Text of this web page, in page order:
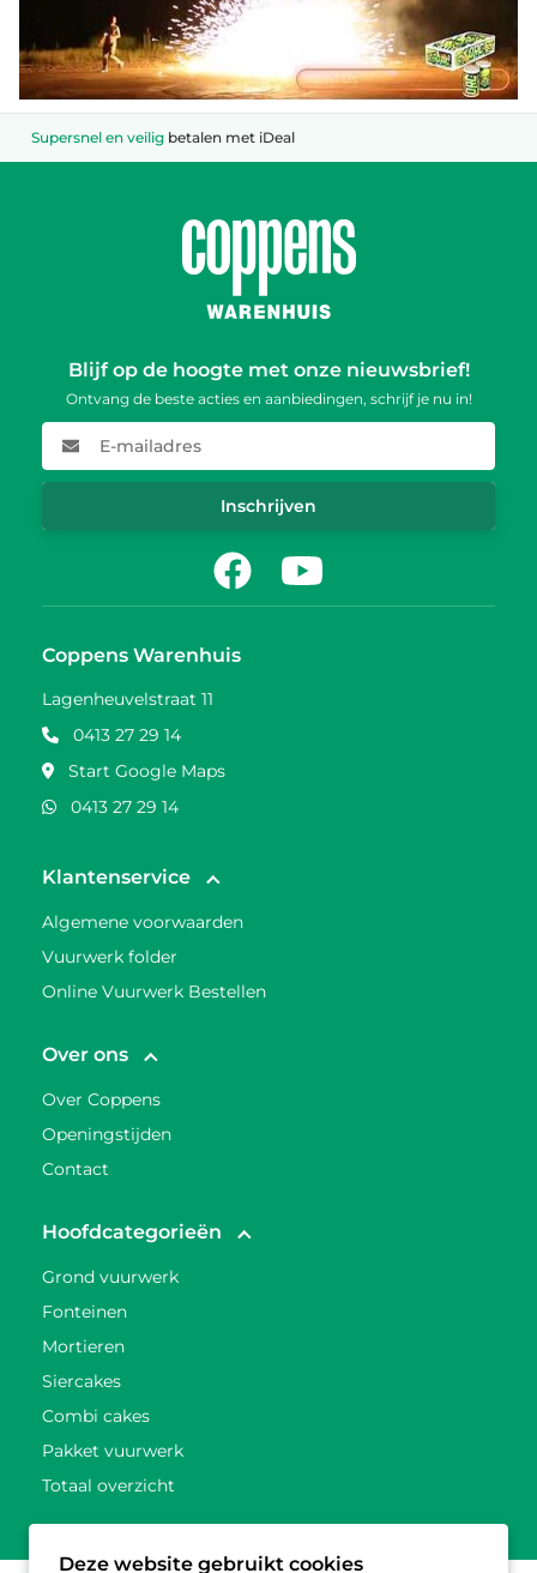
Supersnel en veilig betalen met iDeal
Blijf op de hoogte met onze nieuwsbrief!
Ontvang de beste acties en aanbiedingen, schrijf je nu in!
E-mailadres
Inschrijven
FacebookYoutube
Coppens Warenhuis
Lagenheuvelstraat 11
0413 27 29 14
Start Google Maps
0413 27 29 14
Klantenservice
Algemene voorwaarden
Vuurwerk folder
Online Vuurwerk Bestellen
Over ons
Over Coppens
Openingstijden
Contact
Hoofdcategorieën
Grond vuurwerk
Fonteinen
Mortieren
Siercakes
Combi cakes
Pakket vuurwerk
Totaal overzicht
Deze website gebruikt cookies